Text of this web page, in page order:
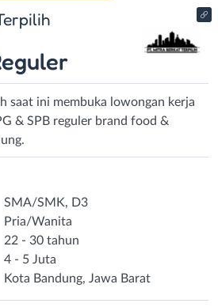
saat ini membuka lowongan kerja
& SPB reguler brand food &
SMA/SMK, D3
Pria/Wanita
22 - 30 tahun
4 - 5 Juta
Kota Bandung, Jawa Barat